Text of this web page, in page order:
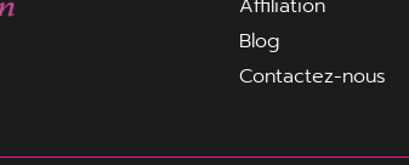
Affiliation
Blog
Contactez-nous